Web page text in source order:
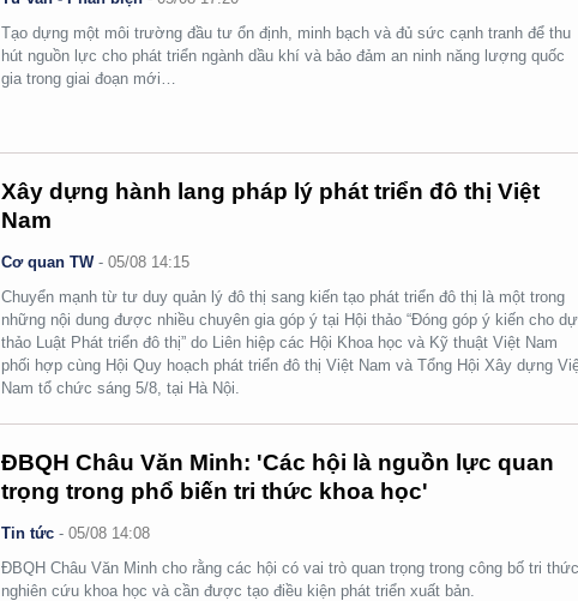
Tạo dựng một môi trường đầu tư ổn định, minh bạch và đủ sức cạnh tranh để thu
hút nguồn lực cho phát triển ngành dầu khí và bảo đảm an ninh năng lượng quốc
gia trong giai đoạn mới…
Xây dựng hành lang pháp lý phát triển đô thị Việt
Nam
Cơ quan TW-05/08 14:15
Chuyển mạnh từ tư duy quản lý đô thị sang kiến tạo phát triển đô thị là một trong
những nội dung được nhiều chuyên gia góp ý tại Hội thảo “Đóng góp ý kiến cho dự
thảo Luật Phát triển đô thị” do Liên hiệp các Hội Khoa học và Kỹ thuật Việt Nam
phối hợp cùng Hội Quy hoạch phát triển đô thị Việt Nam và Tổng Hội Xây dựng
Nam tổ chức sáng 5/8, tại Hà Nội.
ĐBQH Châu Văn Minh: 'Các hội là nguồn lực quan
trọng trong phổ biến tri thức khoa học'
Tin tức -05/08 14:08
ĐBQH Châu Văn Minh cho rằng các hội có vai trò quan trọng trong công bố tri
nghiên cứu khoa học và cần được tạo điều kiện phát triển xuất bản.